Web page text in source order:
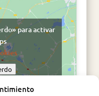
para activar